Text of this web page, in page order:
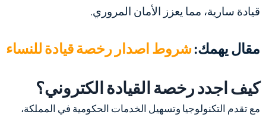
قيادة سارية، مما يعزز الأمان المروري.
مقال يهمك:شروط اصدار رخصة قيادة للنساء
كيف اجدد رخصة القيادة الكتروني؟
مع تقدم التكنولوجيا وتسهيل الخدمات الحكومية في المملكة،